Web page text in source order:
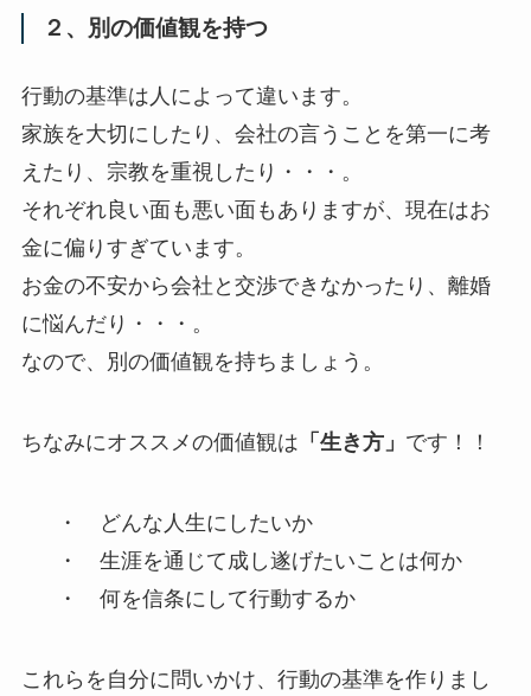
２、別の価値観を持つ
行動の基準は人によって違います。
家族を大切にしたり、会社の言うことを第一に考
えたり、宗教を重視したり・・・。
それぞれ良い面も悪い面もありますが、現在はお
金に偏りすぎています。
お金の不安から会社と交渉できなかったり、離婚
に悩んだり・・・。
なので、別の価値観を持ちましょう。
ちなみにオススメの価値観は 「生き方」 です！！
・ どんな人生にしたいか
・ 生涯を通じて成し遂げたいことは何か
・ 何を信条にして行動するか
これらを自分に問いかけ、行動の基準を作りまし